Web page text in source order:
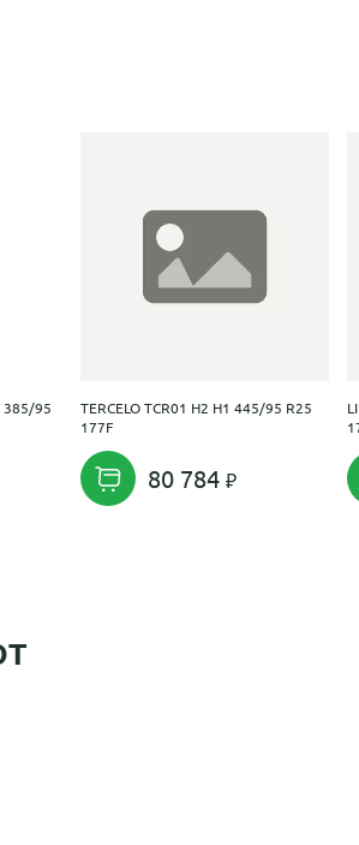
385/95
TERCELO TCR01 H2 H1 445/95 R25
177F
80 784